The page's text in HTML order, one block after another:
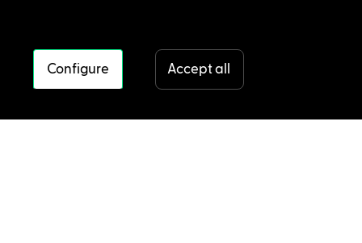
Configure Accept all